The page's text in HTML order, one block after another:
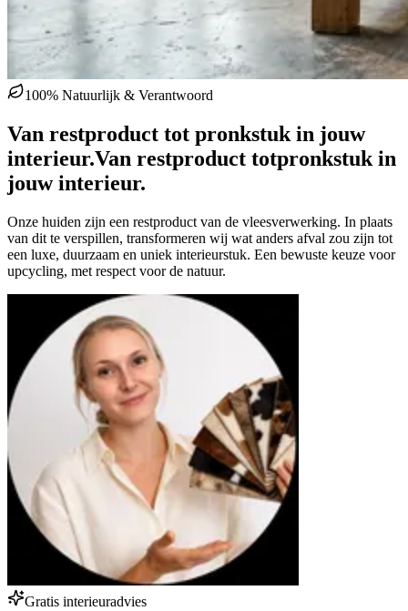
100% Natuurlijk & Verantwoord
Van restproduct tot pronkstuk in jouw
interieur.Van restproduct totpronkstuk in
jouw interieur.
Onze huiden zijn een restproduct van de vleesverwerking. In plaats
van dit te verspillen, transformeren wij wat anders afval zou zijn tot
een luxe, duurzaam en uniek interieurstuk. Een bewuste keuze voor
upcycling, met respect voor de natuur.
Gratis interieuradvies